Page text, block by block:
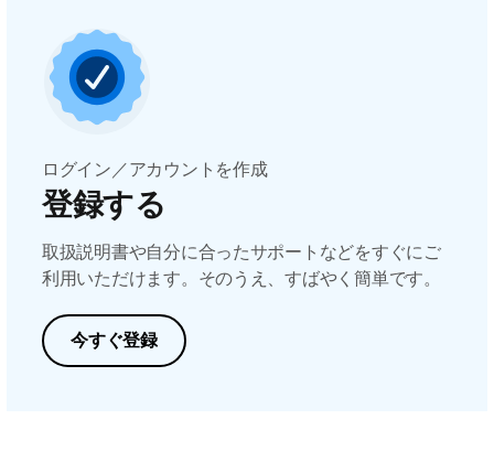
ログイン／アカウントを作成
登録する
取扱説明書や自分に合ったサポートなどをすぐにご
利用いただけます。そのうえ、すばやく簡単です。
今すぐ登録